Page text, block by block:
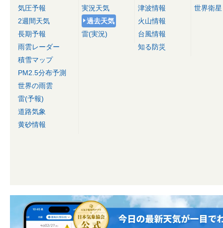
気圧予報
2週間天気
長期予報
雨雲レーダー
積雪マップ
PM2.5分布予測
世界の雨雲
雷(予報)
道路気象
黄砂情報
実況天気
過去天気
雷(実況)
津波情報
火山情報
台風情報
知る防災
世界衛星